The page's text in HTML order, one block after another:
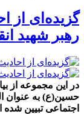
گزیده‌ای از
رهبر شهید
در این مجموعه از
حسین(ع) به عنوان
اجتماعی تبیین